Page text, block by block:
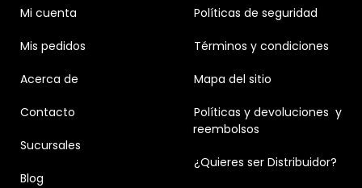
Mi cuenta
Mis pedidos
Acerca de
Contacto
Sucursales
Blog
Políticas de seguridad
Términos y condiciones
Mapa del sitio
Políticas y devoluciones y
reembolsos
¿Quieres ser Distribuidor?